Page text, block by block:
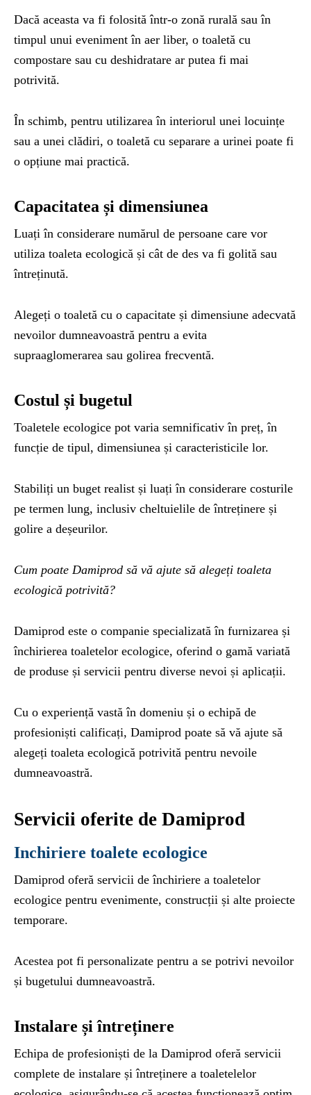
Dacă aceasta va fi folosită într-o zonă rurală sau în
timpul unui eveniment în aer liber, o toaletă cu
compostare sau cu deshidratare ar putea fi mai
potrivită.
În schimb, pentru utilizarea în interiorul unei locuințe
sau a unei clădiri, o toaletă cu separare a urinei poate fi
o opțiune mai practică.
Capacitatea și dimensiunea
Luați în considerare numărul de persoane care vor
utiliza toaleta ecologică și cât de des va fi golită sau
întreținută.
Alegeți o toaletă cu o capacitate și dimensiune adecvată
nevoilor dumneavoastră pentru a evita
supraaglomerarea sau golirea frecventă.
Costul și bugetul
Toaletele ecologice pot varia semnificativ în preț, în
funcție de tipul, dimensiunea și caracteristicile lor.
Stabiliți un buget realist și luați în considerare costurile
pe termen lung, inclusiv cheltuielile de întreținere și
golire a deșeurilor.
Cum poate Damiprod să vă ajute să alegeți toaleta
ecologică potrivită?
Damiprod este o companie specializată în furnizarea și
închirierea toaletelor ecologice, oferind o gamă variată
de produse și servicii pentru diverse nevoi și aplicații.
Cu o experiență vastă în domeniu și o echipă de
profesioniști calificați, Damiprod poate să vă ajute să
alegeți toaleta ecologică potrivită pentru nevoile
dumneavoastră.
Servicii oferite de Damiprod
Inchiriere toalete ecologice
Damiprod oferă servicii de închiriere a toaletelor
ecologice pentru evenimente, construcții și alte proiecte
temporare.
Acestea pot fi personalizate pentru a se potrivi nevoilor
și bugetului dumneavoastră.
Instalare și întreținere
Echipa de profesioniști de la Damiprod oferă servicii
complete de instalare și întreținere a toaletelelor